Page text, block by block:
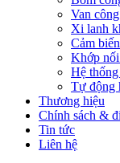
Van
Xi lanh
Cảm
Khớp
Hệ
Tự động
Thương hiệu
Chính sách &
Tin tức
Liên hệ